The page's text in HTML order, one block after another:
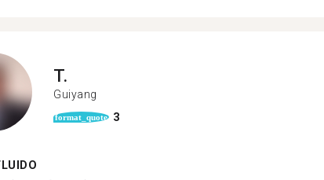
T.
Guiyang
format_quote 3